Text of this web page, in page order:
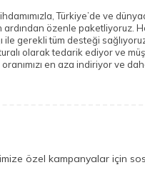
Türkiye’de ve
özenle paketliyoruz.
gerekli tüm desteği
olarak tedarik ediyor ve
en aza indiriyor ve
özel kampanyalar için